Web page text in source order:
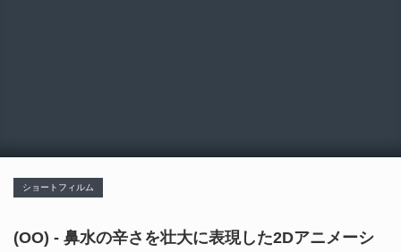
ショートフィルム
(OO) - 鼻水の辛さを壮大に表現した2Dアニメーシ